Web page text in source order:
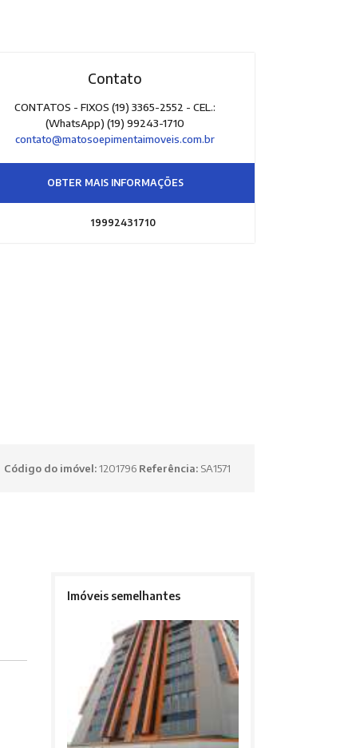
Contato
CONTATOS - FIXOS (19) 3365-2552 - CEL.:
(WhatsApp) (19) 99243-1710
contato@matosoepimentaimoveis.com.br
OBTER MAIS INFORMAÇÕES
19992431710
Código do imóvel:1201796 Referência: SA1571
Imóveis semelhantes